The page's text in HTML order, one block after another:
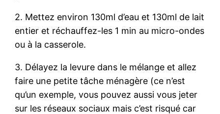
2. Mettez environ 130ml d’eau et 130ml de lait
entier et réchauffez-les 1 min au micro-ondes
ou à la casserole.
3. Délayez la levure dans le mélange et allez
faire une petite tâche ménagère (ce n’est
qu’un exemple, vous pouvez aussi vous jeter
sur les réseaux sociaux mais c’est risqué car